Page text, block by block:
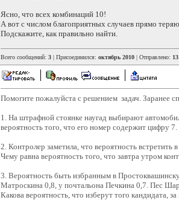
Ясно, что всех комбинаций 10!
А вот с числом благоприятных случаев прямо
Подскажите, как правильно найти.
Всего сообщений: 3 | Присоединился: октябрь 2010 | Отправлено:
Помогите пожалуйста с решением задач. Заранее
1. На штрафной стоянке наугад выбирают
вероятность того, что его номер содержит цифру 7.
2. Контролер заметила, что вероятность встретить
Чему равна вероятность того, что завтра утром
3. Вероятность быть избранным в
Матроскина 0,8, у почтальона Печкина 0,7. Пес
Какова вероятность, что изберут того кандидата,